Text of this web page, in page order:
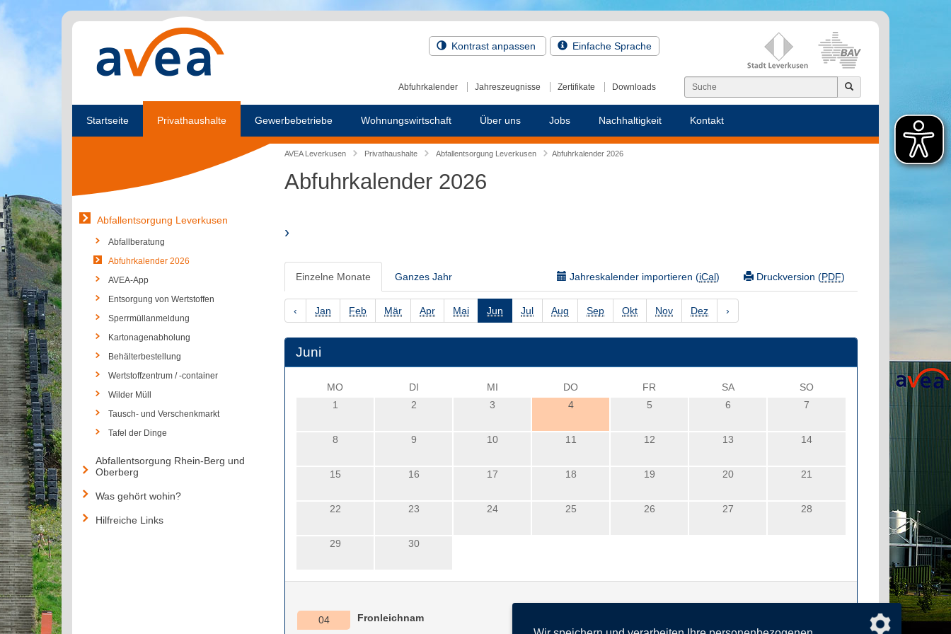
Kontrast anpassen Einfache Sprache
Abfuhrkalender Jahreszeugnisse Zertifikate Downloads
Startseite Privathaushalte Gewerbebetriebe Wohnungswirtschaft Über uns Jobs Nachhaltigkeit Kontakt
AVEA Leverkusen Privathaushalte Abfallentsorgung Leverkusen Abfuhrkalender 2026
Abfuhrkalender 2026
›
Einzelne Monate Ganzes Jahr Druckversion (PDF)
Jahreskalender importieren (iCal)
‹ Jan Feb Mär Apr Mai Jun Jul Aug Sep Okt Nov Dez ›
Juni
MO DI MI DO FR SA
SO
1
2 3 4 5 6 7
8 9 10 11 12 13 14
15 16 17 18 19 20 21
22 23 24 25 26 27 28
29 30
04 Fronleichnam
Abfallentsorgung Leverkusen
Abfallberatung
Abfuhrkalender 2026
AVEA-App
Entsorgung von Wertstoffen
Sperrmüllanmeldung
Kartonagenabholung
Behälterbestellung
Wertstoffzentrum / -container
Wilder Müll
Tausch- und Verschenkmarkt
Tafel der Dinge
Abfallentsorgung Rhein-Berg und
Oberberg
Was gehört wohin?
Hilfreiche Links